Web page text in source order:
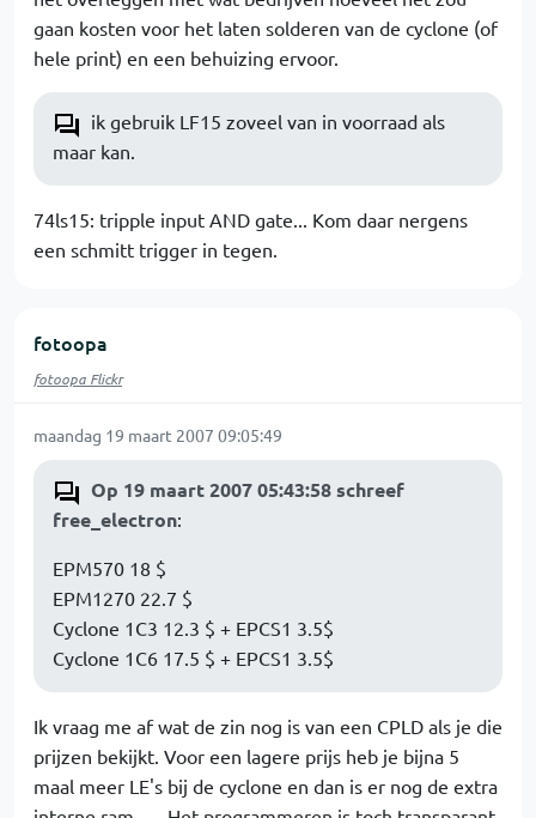
gaan kosten voor het laten solderen van de cyclone (of
hele print) en een behuizing ervoor.
ik gebruik LF15 zoveel van in voorraad als
maar kan.
74ls15: tripple input AND gate... Kom daar nergens
een schmitt trigger in tegen.
fotoopa
fotoopa Flickr
maandag 19 maart 2007 09:05:49
Op 19 maart 2007 05:43:58 schreef
free_electron:
EPM570 18 $
EPM1270 22.7 $
Cyclone 1C3 12.3 $ + EPCS1 3.5$
Cyclone 1C6 17.5 $ + EPCS1 3.5$
Ik vraag me af wat de zin nog is van een CPLD als je die
prijzen bekijkt. Voor een lagere prijs heb je bijna 5
maal meer LE's bij de cyclone en dan is er nog de extra